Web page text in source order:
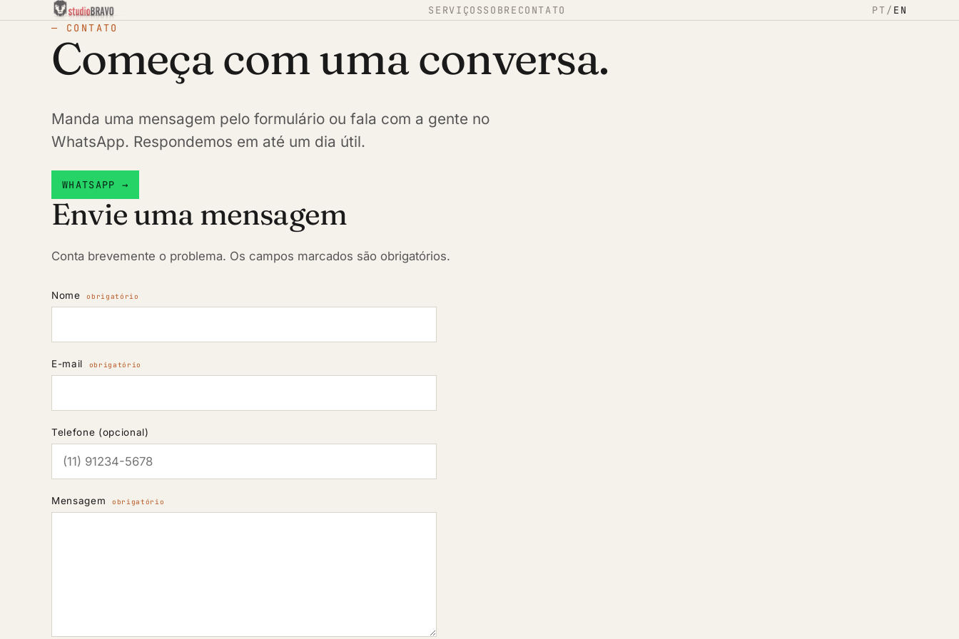
SERVIÇOSSOBRE CONTATO PT/ EN
— CONTATO
Começa com uma conversa.
Manda uma mensagem pelo formulário ou fala com a gente no
WhatsApp. Respondemos em até um dia útil.
WHATSAPP →
Envie uma mensagem
Conta brevemente o problema. Os campos marcados são obrigatórios.
Nome obrigatório
E-mail obrigatório
Telefone (opcional)
Mensagem obrigatório